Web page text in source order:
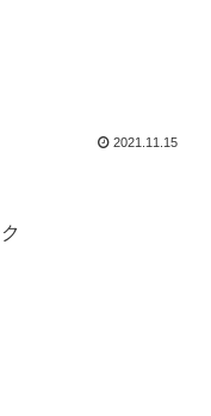
2021.11.15